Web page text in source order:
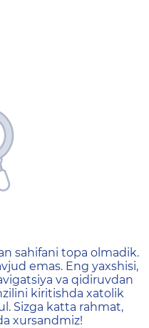
не
sahifani topa olmadik.
emas. Eng yaxshisi,
va qidiruvdan
kiritishda xatolik
Sizga katta rahmat,
xursandmiz!